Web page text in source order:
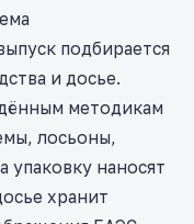
подбирается
и досье.
методикам
лосьоны,
наносят
хранит